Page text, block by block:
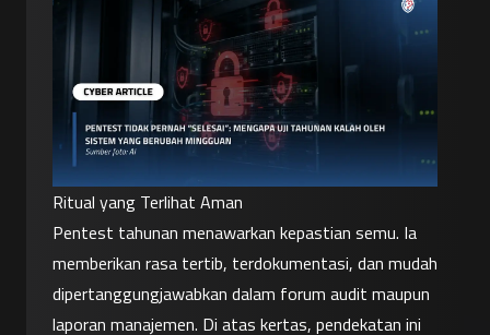
Ritual yang Terlihat Aman
Pentest tahunan menawarkan kepastian semu. Ia
memberikan rasa tertib, terdokumentasi, dan mudah
dipertanggungjawabkan dalam forum audit maupun
laporan manajemen. Di atas kertas, pendekatan ini